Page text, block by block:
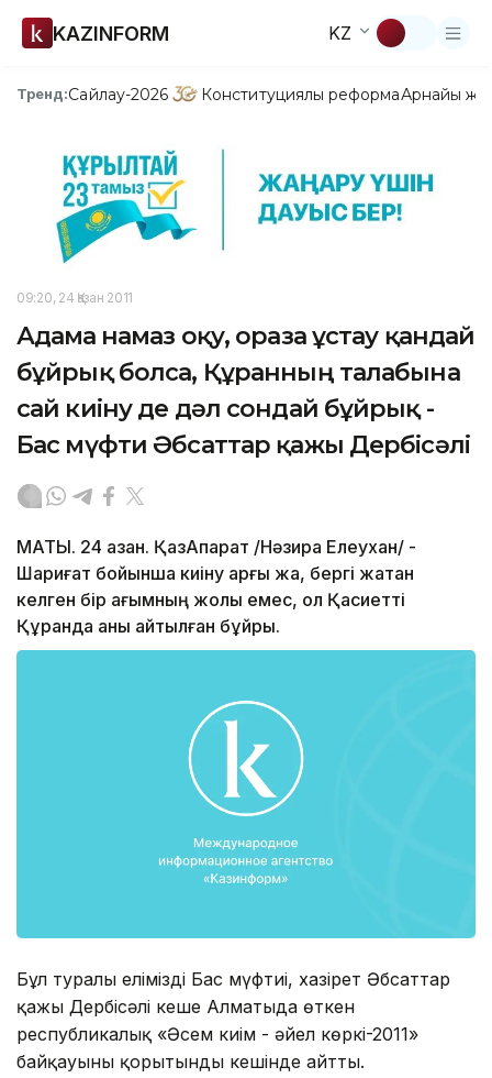
KAZINFORM KZ
Тренд:Сайлау-2026 Конституциялық реформаАрнайы
09:20, 24 Қазан 2011
Адамға намаз оқу, ораза ұстау қандай
бұйрық болса, Құранның талабына
сай киіну де дәл сондай бұйрық -
Бас мүфти Әбсаттар қажы Дербісәлі
МАТЫ. 24 қазан. ҚазАқпарат /Нәзира Елеухан/ -
Шариғат бойынша киіну арғы жақ, бергі жақтан
келген бір ағымның жолы емес, ол Қасиетті
Құранда анық айтылған бұйрық.
Бұл туралы еліміздің Бас мүфтиі, хазірет Әбсаттар
қажы Дербісәлі кеше Алматыда өткен
республикалық «Әсем киім - әйел көркі-2011»
байқауының қорытынды кешінде айтты.